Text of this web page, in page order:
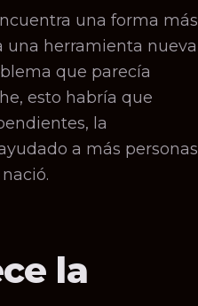
una forma más
una herramienta nueva
que parecía
esto habría que
la
a más personas
la